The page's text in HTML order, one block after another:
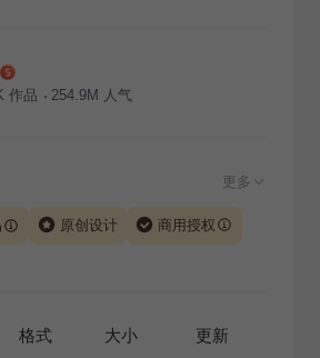
作品 254.9M 人气
更多
原创设计 商用授权
，禁止任何形式的转让、出售或出租，未
格式 大小 更新